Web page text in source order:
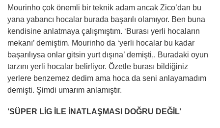
Mourinho çok önemli bir teknik adam ancak Zico’dan bu
yana yabancı hocalar burada başarılı olamıyor. Ben buna
kendisine anlatmaya çalışmıştım. ‘Burası yerli hocaların
mekanı’ demiştim. Mourinho da ‘yerli hocalar bu kadar
başarılıysa onlar gitsin yurt dışına’ demişti,. Buradaki oyun
tarzını yerli hocalar belirliyor. Özetle burası bildiğiniz
yerlere benzemez dedim ama hoca da seni anlayamadım
demişti. Şimdi umarım anlamıştır.
‘SÜPER LİG İLE İNATLAŞMASI DOĞRU DEĞİL’